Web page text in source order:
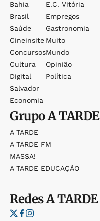
Bahia
Brasil
Saúde
Cineinsite
Concursos
Cultura
Digital
Salvador
Economia
E.c. Vitória
Empregos
Gastronomia
Muito
Mundo
Opinião
Política
GrupoA TARDE
A TARDE
A TARDE FM
MASSA!
A TARDE EDUCAÇÃO
RedesA TARDE